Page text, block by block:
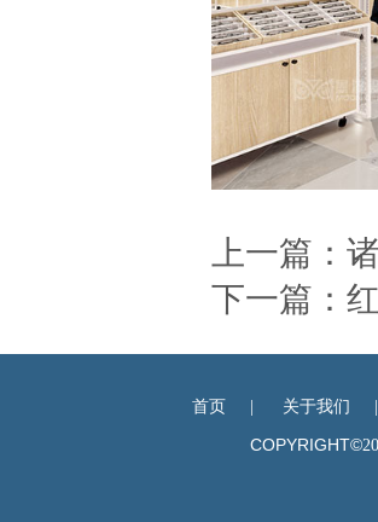
上一篇：
下一篇：
首页 | 关于我们
COPYRIGHT©